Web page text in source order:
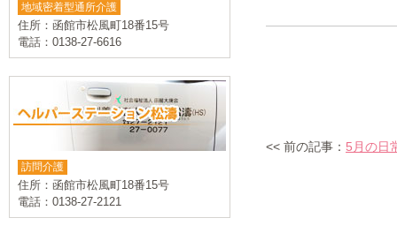
<< 前の記事： 5月の日
地域密着型通所介護
住所：函館市松風町18番15号
電話：0138-27-6616
訪問介護
住所：函館市松風町18番15号
電話：0138-27-2121